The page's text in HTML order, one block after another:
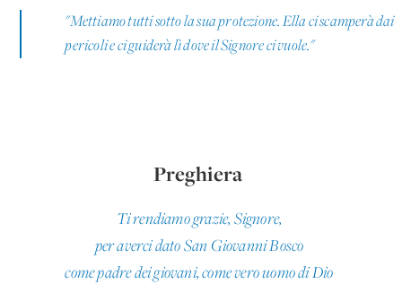
"Mettiamo tutti sotto la sua protezione. Ella ci scamperà dai
pericoli e ci guiderà lì dove il Signore ci vuole."
Preghiera
Ti rendiamo grazie, Signore,
per averci dato San Giovanni Bosco
come padre dei giovani, come vero uomo di Dio